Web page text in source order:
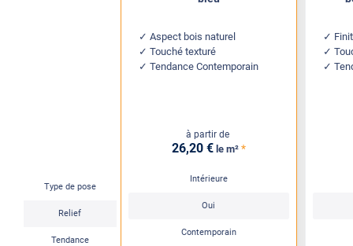
Type de pose
Relief
Tendance
Aspect bois naturel
Touché texturé
Tendance Contemporain
à partir de
26,20 € le m² *
Intérieure
Oui
Contemporain